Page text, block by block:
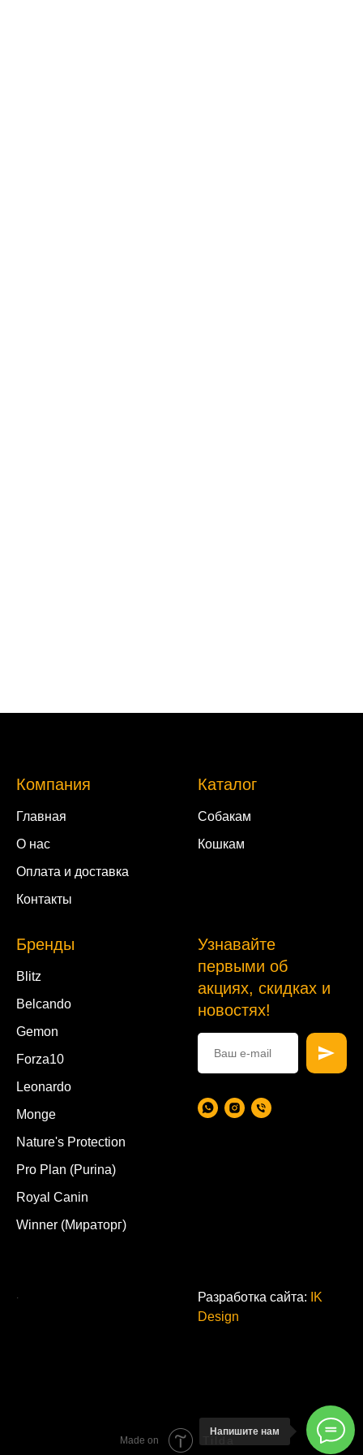
Компания
Главная
О нас
Оплата и доставка
Контакты
Каталог
Собакам
Кошкам
Бренды
Blitz
Belcando
Gemon
Forza10
Leonardo
Monge
Nature's Protection
Pro Plan (Purina)
Royal Canin
Winner (Мираторг)
Узнавайте
первыми об
акциях, скидках и
новостях!
Разработка сайта:
IK
Design
Напишите нам
Made on